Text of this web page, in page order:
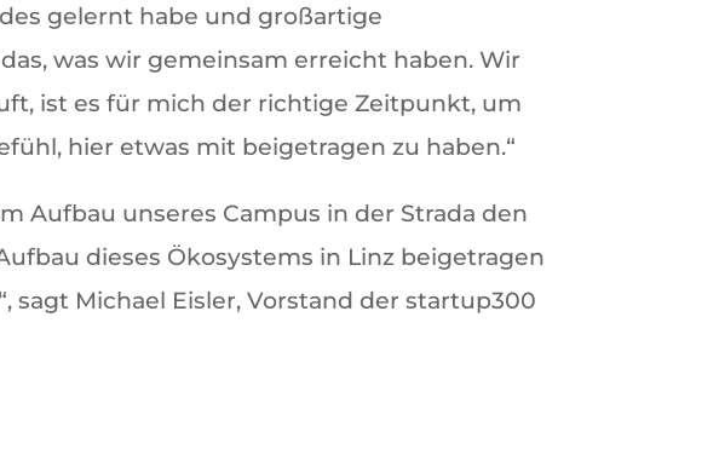
gelernt habe und großartige
was wir gemeinsam erreicht haben. Wir
ist es für mich der richtige Zeitpunkt, um
hier etwas mit beigetragen zu haben.“
Aufbau unseres Campus in der Strada den
dieses Ökosystems in Linz beigetragen
Michael Eisler, Vorstand der startup300